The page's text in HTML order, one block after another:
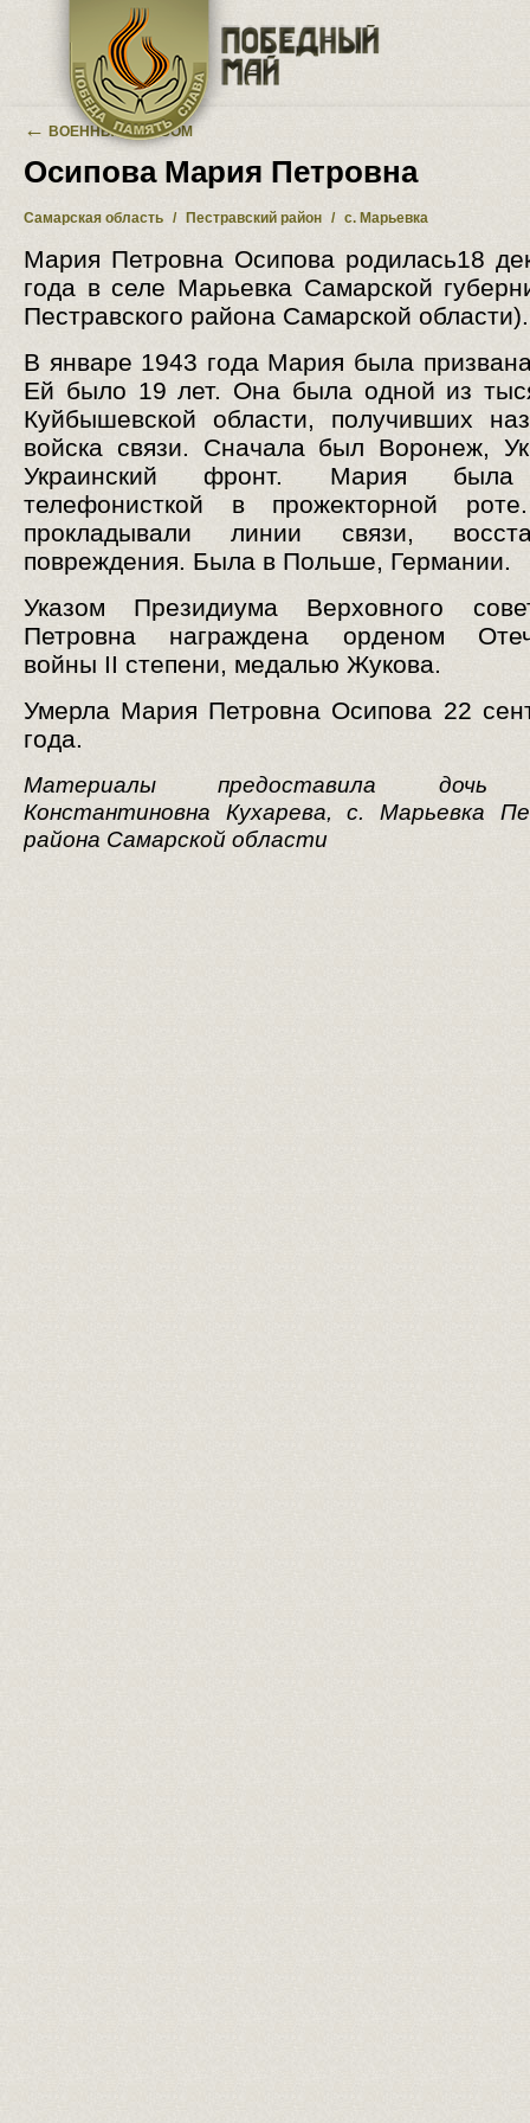
Перейти к основному содержанию
← ВОЕННЫЙ АЛЬБОМ
Осипова Мария Петровна
Самарская область / Пестравский район / с. Марьевка
Мария Петровна Осипова родилась18
года в селе Марьевка Самарской
Пестравского района Самарской области).
В январе 1943 года Мария была
Ей было 19 лет. Она была одной из
Куйбышевской области, получивших
войска связи. Сначала был Воронеж,
Украинский фронт. Мария была
телефонисткой в прожекторной
прокладывали линии связи,
повреждения. Была в Польше, Германии.
Указом Президиума Верховного
Петровна награждена орденом
войны II степени, медалью Жукова.
Умерла Мария Петровна Осипова 22
года.
Материалы предоставила дочь
Константиновна Кухарева, с. Марьевка
района Самарской области